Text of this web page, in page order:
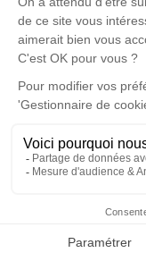
Faire-part
poèmes ou des
d'expression
CHINES.
Un service de
disponible ici.
Cérémonie
vendredi
de la Rivoire